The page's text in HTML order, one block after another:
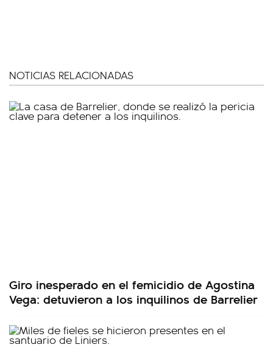
NOTICIAS RELACIONADAS
Giro inesperado en el femicidio de Agostina
Vega: detuvieron a los inquilinos de Barrelier